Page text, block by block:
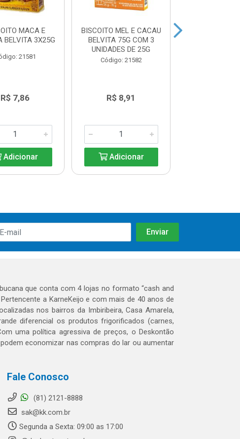
MACA E
BELVITA 3X25G
21581
R$ 7,86
Adicionar
BISCOITO MEL E CACAU
BELVITA 75G COM 3
UNIDADES DE 25G
Código: 21582
R$ 8,91
Adicionar
que conta com 4 lojas no formato “cash and
a KarneKeijo e com mais de 40 anos de
nos bairros da Imbiribeira, Casa Amarela,
diferencial os produtos frigorificados (carnes,
uma política agressiva de preços, o Deskontão
economizar nas compras do lar ou aumentar
Fale Conosco
(81) 2121-8888
sak@kk.com.br
Segunda a Sexta: 09:00 as 17:00